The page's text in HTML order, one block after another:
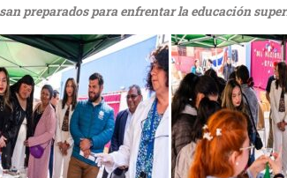
preparados para enfrentar la educación